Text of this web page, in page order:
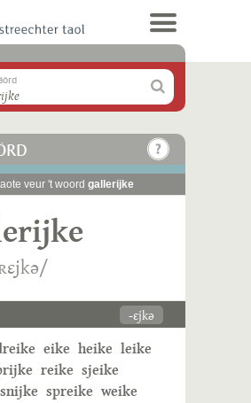
veur 't woord gallerijke
-ɛjkə
eike heike leike
reike sjeike
snijke spreike weike